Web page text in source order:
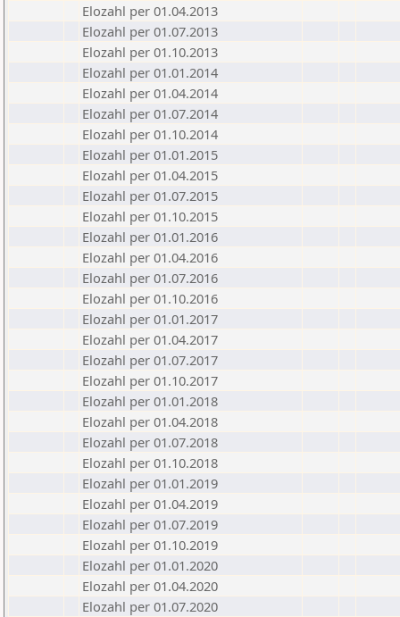
Elozahl per 01.04.2013
Elozahl per 01.07.2013
Elozahl per 01.10.2013
Elozahl per 01.01.2014
Elozahl per 01.04.2014
Elozahl per 01.07.2014
Elozahl per 01.10.2014
Elozahl per 01.01.2015
Elozahl per 01.04.2015
Elozahl per 01.07.2015
Elozahl per 01.10.2015
Elozahl per 01.01.2016
Elozahl per 01.04.2016
Elozahl per 01.07.2016
Elozahl per 01.10.2016
Elozahl per 01.01.2017
Elozahl per 01.04.2017
Elozahl per 01.07.2017
Elozahl per 01.10.2017
Elozahl per 01.01.2018
Elozahl per 01.04.2018
Elozahl per 01.07.2018
Elozahl per 01.10.2018
Elozahl per 01.01.2019
Elozahl per 01.04.2019
Elozahl per 01.07.2019
Elozahl per 01.10.2019
Elozahl per 01.01.2020
Elozahl per 01.04.2020
Elozahl per 01.07.2020